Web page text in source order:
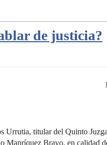
de justicia?
1
titular del Quinto
Manríquez Bravo, en calidad